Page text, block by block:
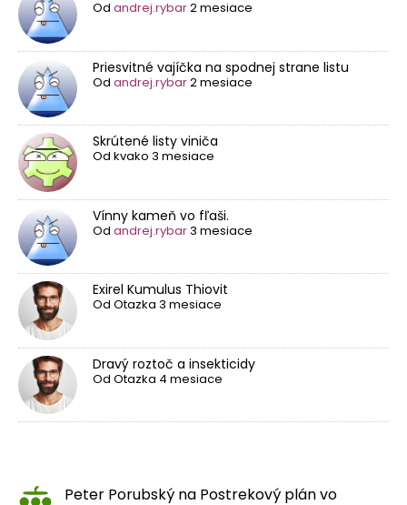
Od andrej.rybar2 mesiace
Priesvitné vajíčka na spodnej strane listu
Od andrej.rybar2 mesiace
Skrútené listy viniča
Od kvako 3 mesiace
Vínny kameň vo fľaši.
Od andrej.rybar3 mesiace
Exirel Kumulus Thiovit
Od Otazka 3 mesiace
Dravý roztoč a insekticidy
Od Otazka 4 mesiace
Peter Porubský na Postrekový plán vo